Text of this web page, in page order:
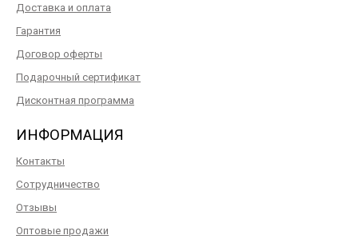
Доставка и оплата
Гарантия
Договор оферты
Подарочный сертификат
Дисконтная программа
ИНФОРМАЦИЯ
Контакты
Сотрудничество
Отзывы
Оптовые продажи